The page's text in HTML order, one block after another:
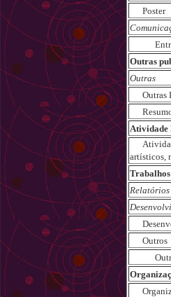
Poster
Outras
Outras
Outras
artísticos,
Relatórios
Outros
Outras